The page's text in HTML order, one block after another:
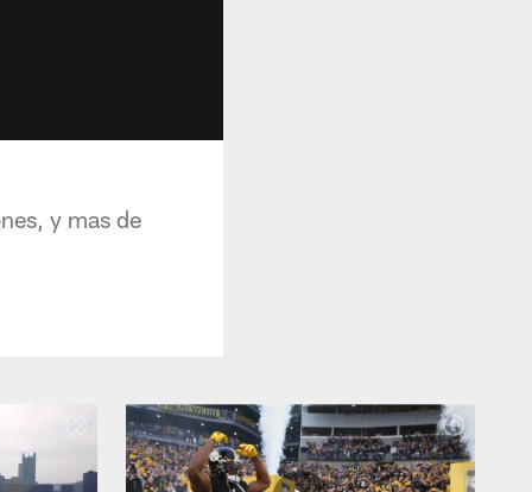
y mas de